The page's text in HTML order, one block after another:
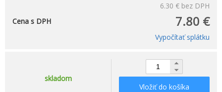
6.30 € bez DPH
7.80 €
Cena s DPH
Vypočítať splátku
skladom
Vložiť do košíka